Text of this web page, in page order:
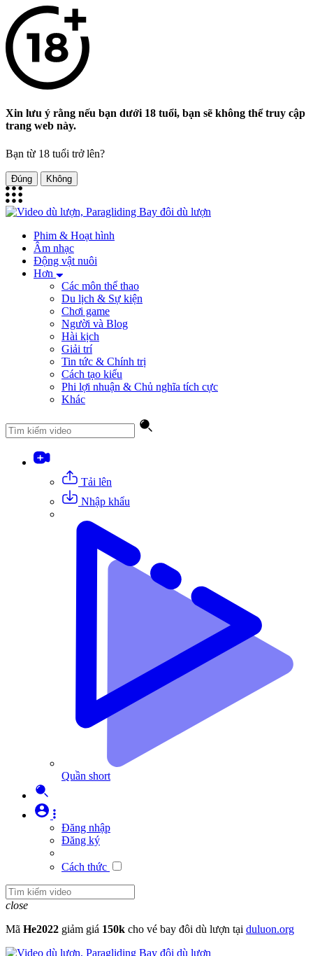
Xin lưu ý rằng nếu bạn dưới 18 tuổi, bạn sẽ không thể truy cập
trang web này.
Bạn từ 18 tuổi trở lên?
Đúng Không
Phim & Hoạt hình
Âm nhạc
Động vật nuôi
Hơn
Các môn thể thao
Du lịch & Sự kiện
Chơi game
Người và Blog
Hài kịch
Giải trí
Tin tức & Chính trị
Cách tạo kiểu
Phi lợi nhuận & Chủ nghĩa tích cực
Khác
Tải lên
Nhập khẩu
Quần short
Đăng nhập
Đăng ký
Cách thức
close
Mã He2022 giảm giá 150k cho vé bay đôi dù lượn tại duluon.org